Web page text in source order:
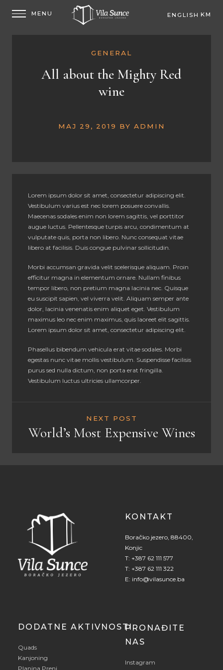
ENGLISH KM
GENERAL
All about the Mighty Red
wine
MAJ 29, 2019 BY ADMIN
Lorem ipsum dolor sit amet, consectetur adipiscing elit.
Vestibulum varius est nec lorem posuere convallis.
Maecenas sodales enim non lorem sagittis, vel porttitor
augue luctus. Pellentesque turpis arcu, condimentum at
vulputate quis, porta non libero. Nunc consequat vitae
libero at facilisis. Duis congue pulvinar sollicitudin.
Morbi accumsan gravida velit scelerisque aliquam. Proin
efficitur magna in elementum ornare. Nullam finibus
tempor libero, non pretium magna lacinia nec. Quisque
eu suscipit sapien, vel viverra velit. Aliquam semper ante
dolor, lacinia venenatis enim aliquet eget. Vestibulum
maximus leo nec enim maximus, quis laoreet elit sagittis.
Lorem ipsum dolor sit amet, consectetur adipiscing elit.
Phasellus bibendum vehicula erat vitae sodales. Morbi
egestas nunc vitae mollis vestibulum. Suspendisse facilisis
purus sed nulla dictum, non porta erat fringilla.
Vestibulum luctus ultricies ullamcorper.
NEXT POST
World’s Most Expensive Wines
KONTAKT
Boračko jezero, 88400,
Konjic
T: +387 62 111 577
T: +387 62 111 322
E: info@vilasunce.ba
DODATNE AKTIVNOSTI
Quads
Kanjoning
Planina Prenj
PRONAĐITE
NAS
Instagram